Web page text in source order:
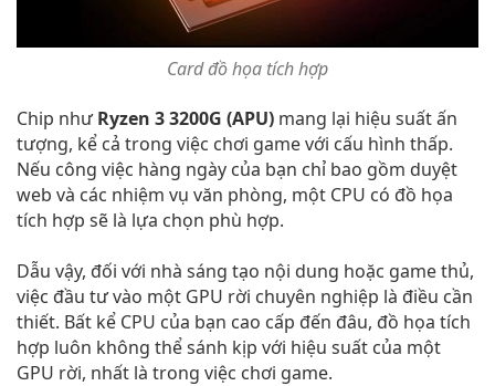
Card đồ họa tích hợp
Chip nhưRyzen 3 3200G (APU) mang lại hiệu suất ấn
tượng, kể cả trong việc chơi game với cấu hình thấp.
Nếu công việc hàng ngày của bạn chỉ bao gồm duyệt
web và các nhiệm vụ văn phòng, một CPU có đồ họa
tích hợp sẽ là lựa chọn phù hợp.
Dẫu vậy, đối với nhà sáng tạo nội dung hoặc game thủ,
việc đầu tư vào một GPU rời chuyên nghiệp là điều cần
thiết. Bất kể CPU của bạn cao cấp đến đâu, đồ họa tích
hợp luôn không thể sánh kịp với hiệu suất của một
GPU rời, nhất là trong việc chơi game.